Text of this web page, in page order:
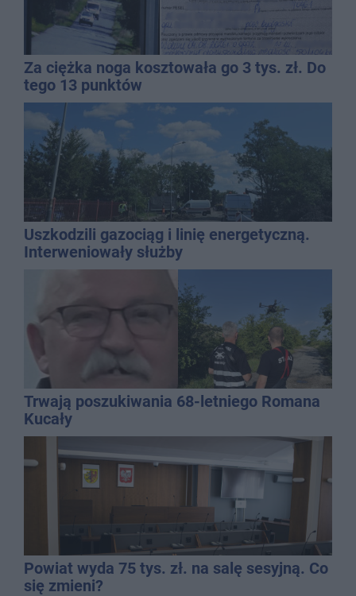
Za ciężka noga kosztowała go 3 tys. zł. Do
tego 13 punktów
Uszkodzili gazociąg i linię energetyczną.
Interweniowały służby
Trwają poszukiwania 68-letniego Romana
Kucały
Powiat wyda 75 tys. zł. na salę sesyjną. Co
się zmieni?